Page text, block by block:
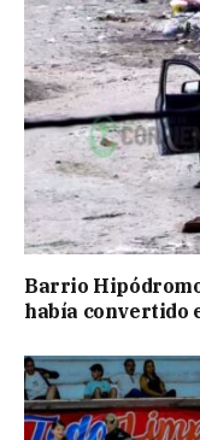
Barrio
había convertido